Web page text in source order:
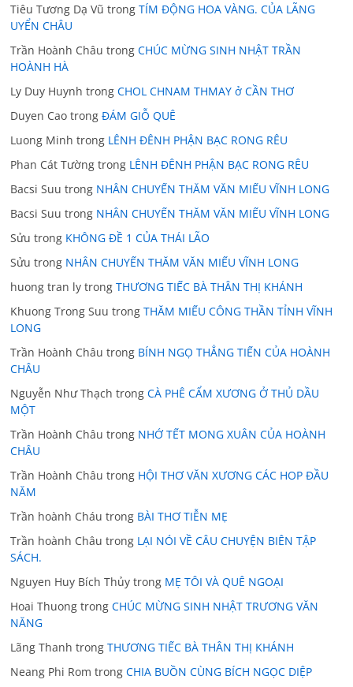
Tiêu Tương Dạ Vũ trongTÍM ĐỘNG HOA VÀNG. CỦA LÃNG
UYỂN CHÂU
Trần Hoành Châu trongCHÚC MỪNG SINH NHẬT TRẦN
HOÀNH HÀ
Ly Duy Huynh trongCHOL CHNAM THMAY ở CẦN THƠ
Duyen Cao trongĐÁM GIỖ QUÊ
Luong Minh trong LÊNH ĐÊNH PHẬN BẠC RONG RÊU
Phan Cát Tường trong LÊNH ĐÊNH PHẬN BẠC RONG RÊU
Bacsi Suu trong NHÂN CHUYẾN THĂM VĂN MIẾU VĨNH LONG
Bacsi Suu trong NHÂN CHUYẾN THĂM VĂN MIẾU VĨNH LONG
Sửu trong KHÔNG ĐỀ 1 CỦA THÁI LÃO
Sửu trong NHÂN CHUYẾN THĂM VĂN MIẾU VĨNH LONG
huong tran ly trongTHƯƠNG TIẾC BÀ THÂN THỊ KHÁNH
Khuong Trong Suu trongTHĂM MIẾU CÔNG THẦN TỈNH VĨNH
LONG
Trần Hoành Châu trong BÍNH NGỌ THẲNG TIẾN CỦA HOÀNH
CHÂU
Nguyễn Như Thạch trongCÀ PHÊ CẨM XƯƠNG Ở THỦ DẦU
MỘT
Trần Hoành Châu trong NHỚ TẾT MONG XUÂN CỦA HOÀNH
CHÂU
Trần Hoành Châu trong HỘI THƠ VĂN XƯƠNG CÁC HOP ĐẦU
NĂM
Trần hoành Cháu trong BÀI THƠ TIỄN MẸ
Trần hoành Châu trong LẠI NÓI VỀ CÂU CHUYỆN BIÊN TẬP
SÁCH.
Nguyen Huy Bích Thủy trong MẸ TÔI VÀ QUÊ NGOẠI
Hoai Thuong trongCHÚC MỪNG SINH NHẬT TRƯƠNG VĂN
NĂNG
Lãng Thanh trongTHƯƠNG TIẾC BÀ THÂN THỊ KHÁNH
Neang Phi Rom trongCHIA BUỒN CÙNG BÍCH NGỌC DIỆP